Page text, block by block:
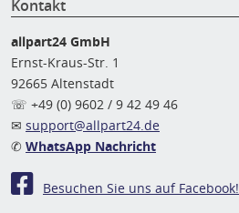
Kontakt
allpart24 GmbH
Ernst-Kraus-Str. 1
92665 Altenstadt
☏ +49 (0) 9602 / 9 42 49 46
✉ support@allpart24.de
✆ WhatsApp Nachricht
Besuchen Sie uns auf Facebook!